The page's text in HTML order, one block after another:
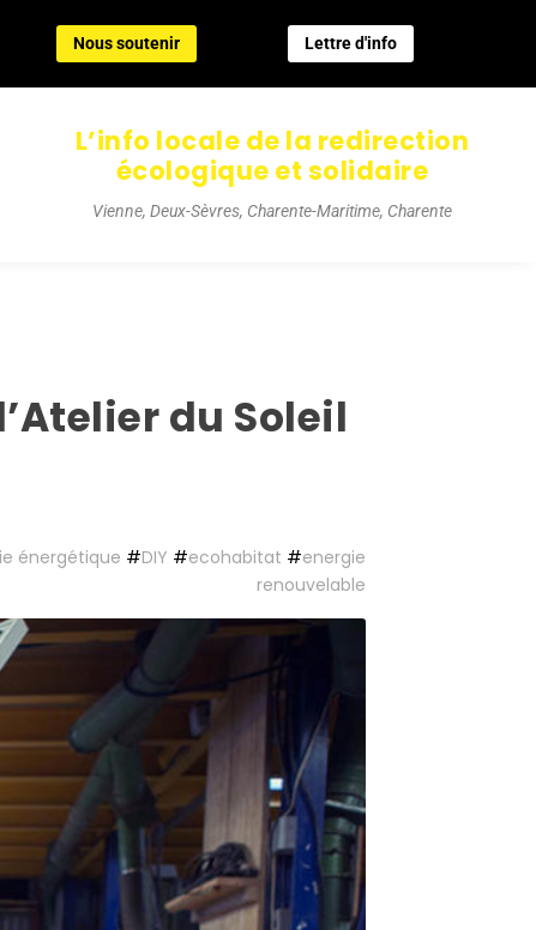
Nous soutenir Lettre d'info
L’info locale de la redirection
écologique et solidaire
Vienne, Deux-Sèvres, Charente-Maritime, Charente
Nous soutenir Lettre d'info
du Soleil
énergétique #DIY #ecohabitat #energie
renouvelable